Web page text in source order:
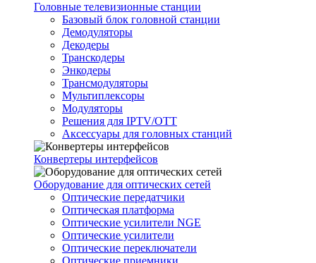
Головные телевизионные станции
Базовый блок головной станции
Демодуляторы
Декодеры
Транскодеры
Энкодеры
Трансмодуляторы
Мультиплексоры
Модуляторы
Решения для IPTV/OTT
Аксессуары для головных станций
Конвертеры интерфейсов
Оборудование для оптических сетей
Оптические передатчики
Оптическая платформа
Оптические усилители NGE
Оптические усилители
Оптические переключатели
Оптические приемники